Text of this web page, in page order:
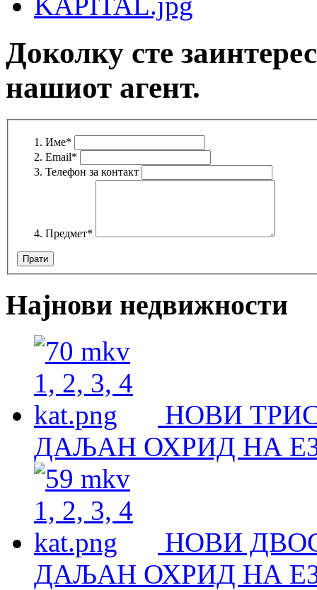
Доколку сте
нашиот агент.
Име*
Email*
Телефон за контакт
Предмет*
Најнови недвижности
НОВИ
ДАЉАН ОХРИД НА
НОВИ
ДАЉАН ОХРИД НА